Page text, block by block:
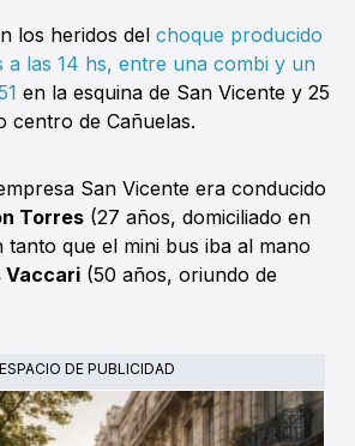
los heridos delchoque producido
a las 14 hs, entre una combi y un
en la esquina de San Vicente y 25
centro de Cañuelas.
San Vicente era conducido
Torres (27 años, domiciliado en
tanto que el mini bus iba al mano
Vaccari (50 años, oriundo de
ESPACIO DE PUBLICIDAD